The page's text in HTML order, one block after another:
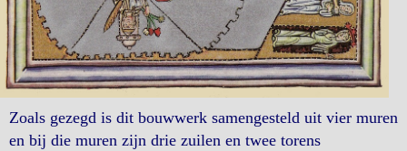
Zoals gezegd is dit bouwwerk samengesteld uit vier muren
en bij die muren zijn drie zuilen en twee torens